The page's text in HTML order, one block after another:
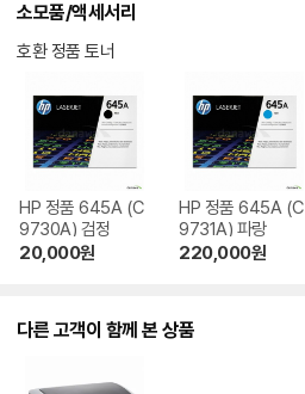
소모품/액세서리
호환 정품 토너
HP 정품 645A (C
9730A) 검정
20,000원
HP 정품 645A (C
9731A) 파랑
220,000원
다른 고객이 함께 본 상품